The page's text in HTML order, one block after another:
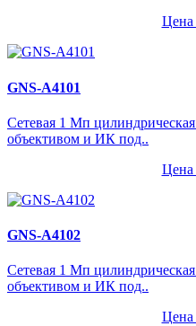
Цена
GNS-A4101
Cетевая 1 Мп
объективом и ИК под..
Цена
GNS-A4102
Cетевая 1 Мп
объективом и ИК под..
Цена